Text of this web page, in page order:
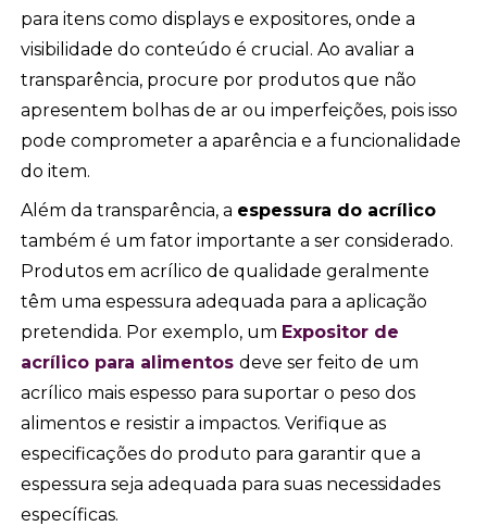
para itens como displays e expositores, onde a
visibilidade do conteúdo é crucial. Ao avaliar a
transparência, procure por produtos que não
apresentem bolhas de ar ou imperfeições, pois isso
pode comprometer a aparência e a funcionalidade
do item.
Além da transparência, a espessura do acrílico
também é um fator importante a ser considerado.
Produtos em acrílico de qualidade geralmente
têm uma espessura adequada para a aplicação
pretendida. Por exemplo, um Expositor de
acrílico para alimentosdeve ser feito de um
acrílico mais espesso para suportar o peso dos
alimentos e resistir a impactos. Verifique as
especificações do produto para garantir que a
espessura seja adequada para suas necessidades
específicas.